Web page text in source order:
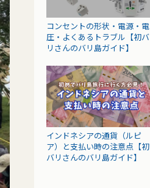
コンセントの形状・電源・電
圧・よくあるトラブル【初バ
リさんのバリ島ガイド】
インドネシアの通貨（ルピ
ア）と支払い時の注意点【初
バリさんのバリ島ガイド】